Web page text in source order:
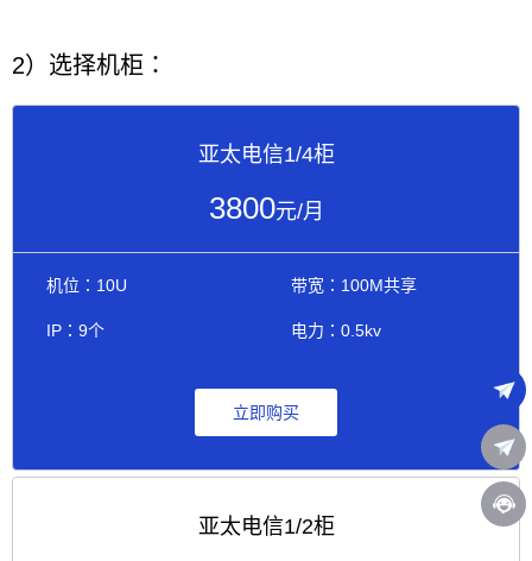
2）选择机柜：
亚太电信1/4柜
3800元/月
机位：10U
IP：9个
带宽：100M共享
电力：0.5kv
立即购买
亚太电信1/2柜